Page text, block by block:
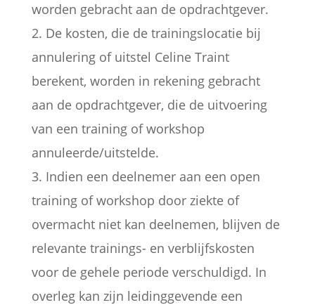
worden gebracht aan de opdrachtgever.
2. De kosten, die de trainingslocatie bij
annulering of uitstel Celine Traint
berekent, worden in rekening gebracht
aan de opdrachtgever, die de uitvoering
van een training of workshop
annuleerde/uitstelde.
3. Indien een deelnemer aan een open
training of workshop door ziekte of
overmacht niet kan deelnemen, blijven de
relevante trainings- en verblijfskosten
voor de gehele periode verschuldigd. In
overleg kan zijn leidinggevende een